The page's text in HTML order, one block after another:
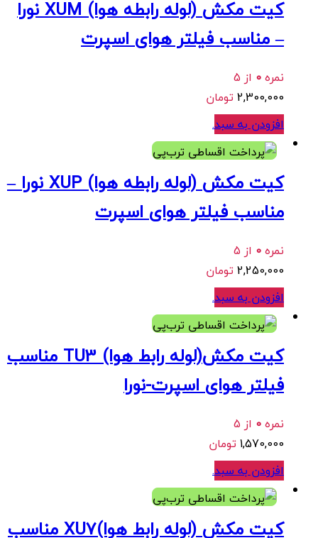
کیت مکش (لوله رابطه هوا) XUM نورا
– مناسب فیلتر هوای اسپرت
نمره0 از 5
2,300,000تومان
افزودن به سبد.
هر قسط 562,500تومان • خرید قسطی با ترب‌پی بدون کارمزد
کیت مکش (لوله رابطه هوا) XUP نورا –
مناسب فیلتر هوای اسپرت
نمره0 از 5
2,250,000تومان
افزودن به سبد.
هر قسط 392,500تومان • خرید قسطی با ترب‌پی بدون کارمزد
کیت مکش(لوله رابط هوا) TU3 مناسب
فیلتر هوای اسپرت-نورا
نمره0 از 5
1,570,000تومان
افزودن به سبد.
هر قسط 392,500تومان • خرید قسطی با ترب‌پی بدون کارمزد
کیت مکش (لوله رابط هوا)XU7 مناسب